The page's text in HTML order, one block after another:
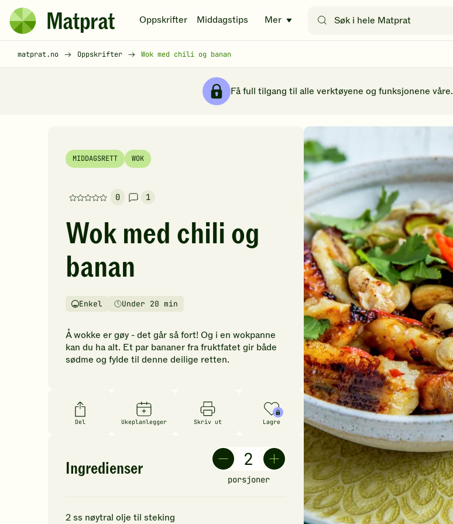
Hopp til hovedinnhold
Matprat
hjemmeside
Oppskrifter Middagstips Mer
etter
matprat.no Oppskrifter Wok med chili og banan
Få full tilgang til alle verktøyene og funksjonene våre.
MIDDAGSRETT WOK
0
Denne
har
foreløpig
ingen
vurderinger.
Bli
første
å
vurdere
denne
1
Wok med chili og
banan
Vanskelighetsgrad
Enkel
TilberedningstidUnder 20 min
Å wokke er gøy - det går så fort! Og i en wokpanne
kan du ha alt. Et par bananer fra fruktfatet gir både
sødme og fylde til denne deilige retten.
Del Ukeplanlegger Skriv ut Lagre
Ingredienser
porsjoner
2ss nøytral olje til steking